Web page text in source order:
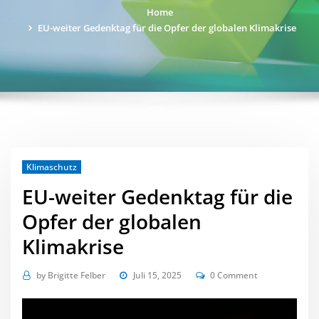
Home
EU-weiter Gedenktag für die Opfer der globalen Klimakrise
Klimaschutz
EU-weiter Gedenktag für die
Opfer der globalen
Klimakrise
by Brigitte Felber Juli 15, 2025 0 Comment